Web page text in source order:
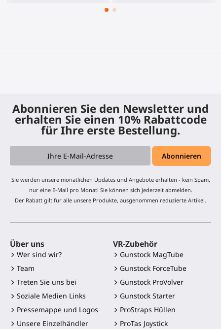
Abonnieren Sie den Newsletter und
erhalten Sie einen 10% Rabattcode
für Ihre erste Bestellung.
Sie werden unsere monatlichen Updates und Angebote erhalten - kein Spam,
nur eine E-Mail pro Monat! Sie können sich jederzeit abmelden.
Der Rabatt gilt für alle unsere Produkte, ausgenommen reduzierte Artikel.
Über uns
Wer sind wir?
Team
Treten Sie uns bei
Soziale Medien Links
Pressemappe und Logos
Unsere Einzelhändler
VR-Zubehör
Gunstock MagTube
Gunstock ForceTube
Gunstock ProVolver
Gunstock Starter
ProStraps Hüllen
ProTas Joystick